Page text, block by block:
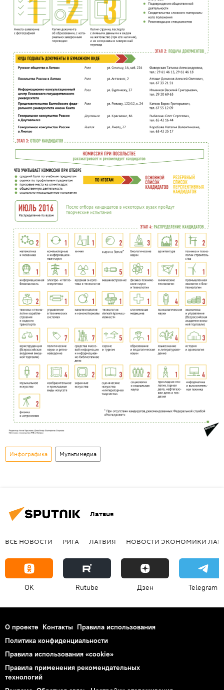
Инфографика Мультимедиа
Латвия
ВСЕ НОВОСТИ РИГА ЛАТВИЯ НОВОСТИ ЭКОНОМИКИ
OK Rutube Дзен Telegram
О проекте Контакты Правила использования
Политика конфиденциальности
Правила использования «cookie»
Правила применения рекомендательных
технологий